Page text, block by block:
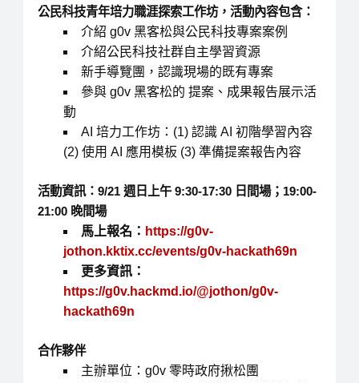
公民科技青年培力職涯探索工作坊，活動內容包含：
介紹 g0v 黑客松與公民科技專案案例
介紹公民科技社群自主學習資源
新手導覽團，認識現場的既有專案
參與 g0v 黑客松的 提案、成果報告展示活
動
AI 培力工作坊：(1) 認識 AI 初階學習內容
(2) 使用 AI 應用模板 (3) 準備提案報告內容
活動資訊：9/21 週日上午 9:30-17:30 日間場；19:00-
21:00 晚間場
馬上報名： https://g0v-
jothon.kktix.cc/events/g0v-hackath69n
更多資訊：
https://g0v.hackmd.io/@jothon/g0v-
hackath69n
合作夥伴
主辦單位：g0v 零時政府揪松團